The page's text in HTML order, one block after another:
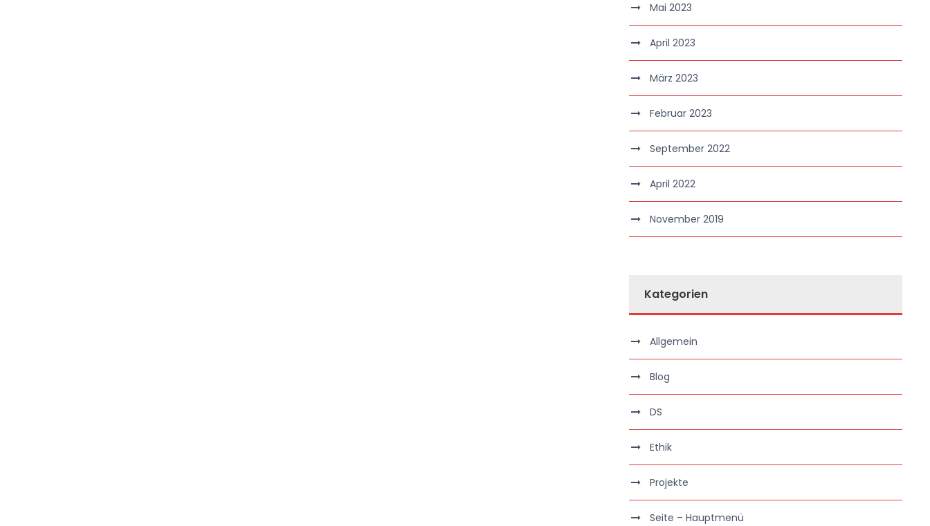
Mai 2023
April 2023
März 2023
Februar 2023
September 2022
April 2022
November 2019
Kategorien
Allgemein
Blog
DS
Ethik
Projekte
Seite – Hauptmenü